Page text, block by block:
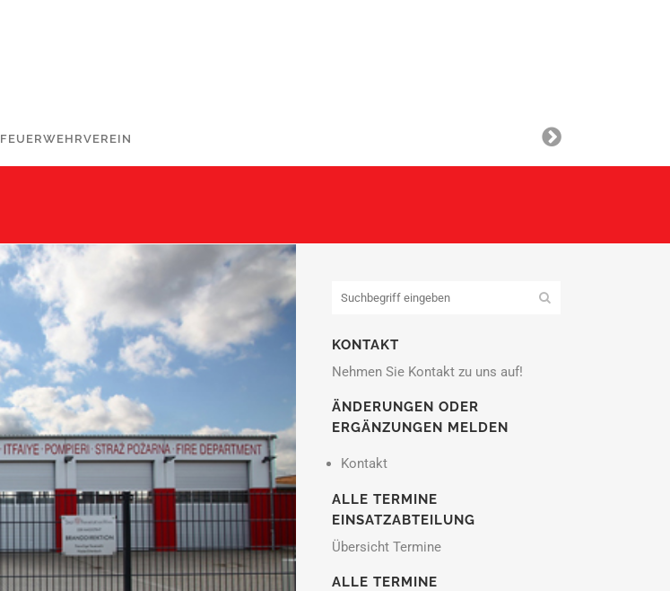
FEUERWEHRVEREIN
KONTAKT
Nehmen Sie Kontakt zu uns auf!
ÄNDERUNGEN ODER
ERGÄNZUNGEN MELDEN
Kontakt
ALLE TERMINE
EINSATZABTEILUNG
Übersicht Termine
ALLE TERMINE